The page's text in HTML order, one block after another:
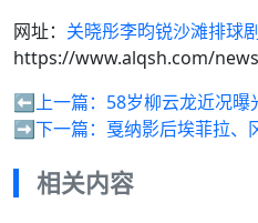
网址： 关晓彤李昀锐沙滩排球
https://www.alqsh.com/
⬅️上一篇： 58岁柳云龙近况曝
➡️下一篇： 戛纳影后埃菲拉、
相关内容